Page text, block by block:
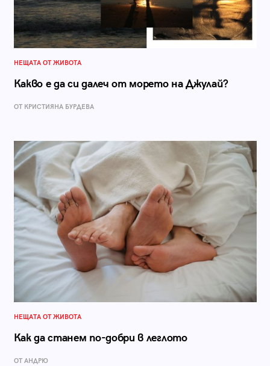
НЕЩАТА ОТ ЖИВОТА
Какво е да си далеч от морето на Джулай?
ОТ КРИСТИЯНА БУРДЕВА
НЕЩАТА ОТ ЖИВОТА
Как да станем по-добри в леглото
ОТ АНДРЮ